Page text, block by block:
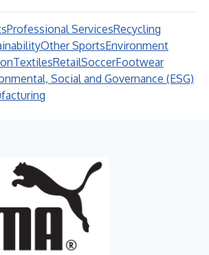
Professional ServicesRecycling
Other SportsEnvironment
TextilesRetailSoccerFootwear
Social and Governance (ESG)